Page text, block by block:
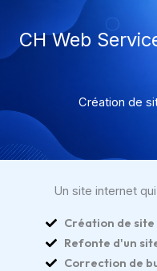
contenuCH Web
Création de
Un site internet
Création de
Refonte d'un
Correction de